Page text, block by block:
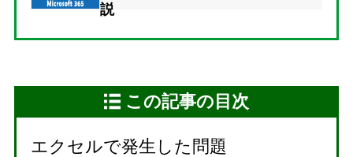
説
この記事の目次
エクセルで発生した問題